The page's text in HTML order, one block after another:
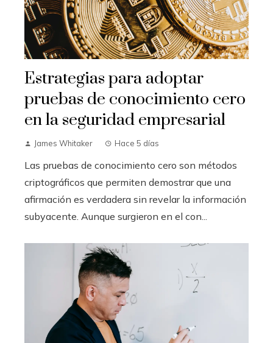
Estrategias para adoptar
pruebas de conocimiento cero
en la seguridad empresarial
James Whitaker Hace 5 días
Las pruebas de conocimiento cero son métodos
criptográficos que permiten demostrar que una
afirmación es verdadera sin revelar la información
subyacente. Aunque surgieron en el con...